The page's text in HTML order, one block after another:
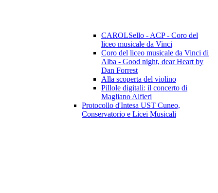
CAROLSello - ACP - Coro del
liceo musicale da Vinci
Coro del liceo musicale da Vinci di
Alba - Good night, dear Heart by
Dan Forrest
Alla scoperta del violino
Pillole digitali: il concerto di
Magliano Alfieri
Protocollo d'Intesa UST Cuneo,
Conservatorio e Licei Musicali